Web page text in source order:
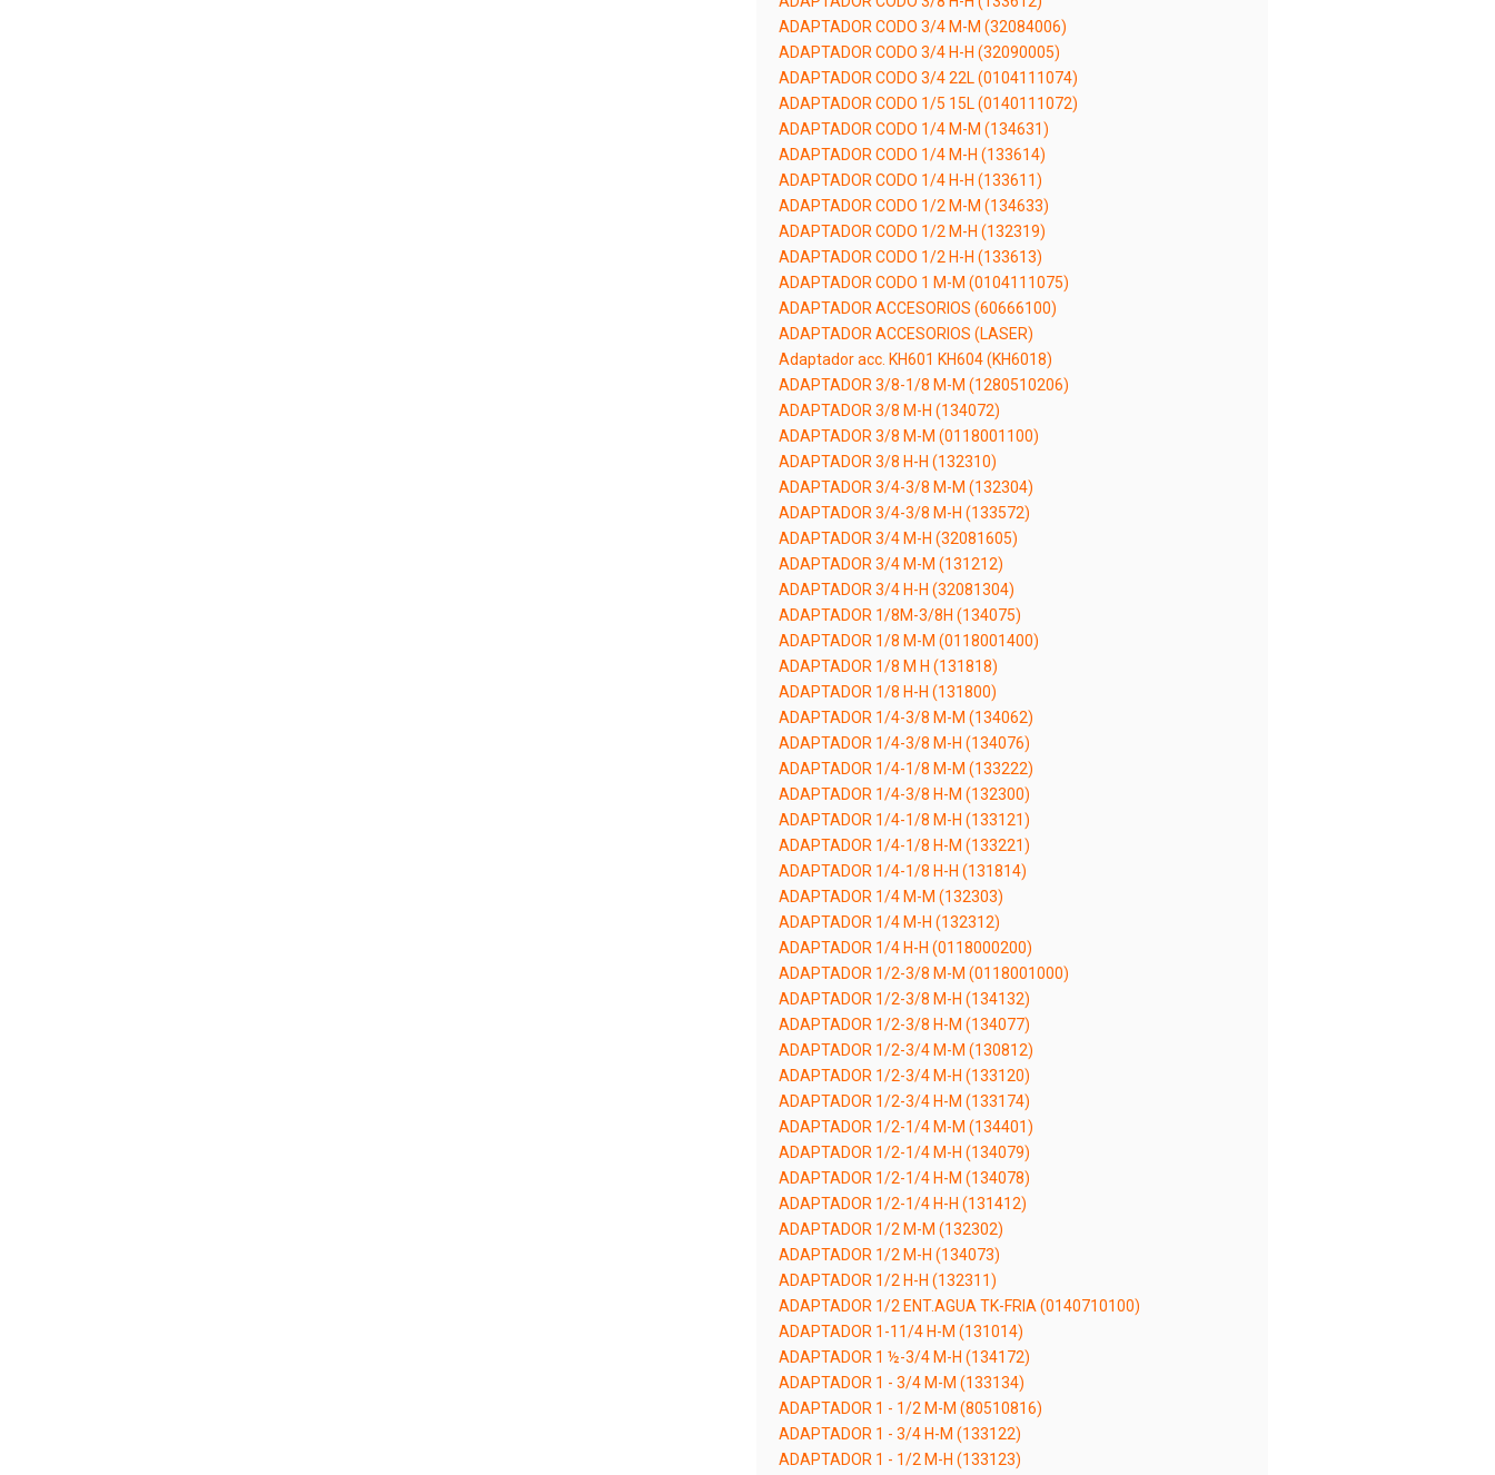
ADAPTADOR CODO 3/4 M-M (32084006)
ADAPTADOR CODO 3/4 H-H (32090005)
ADAPTADOR CODO 3/4 22L (0104111074)
ADAPTADOR CODO 1/5 15L (0140111072)
ADAPTADOR CODO 1/4 M-M (134631)
ADAPTADOR CODO 1/4 M-H (133614)
ADAPTADOR CODO 1/4 H-H (133611)
ADAPTADOR CODO 1/2 M-M (134633)
ADAPTADOR CODO 1/2 M-H (132319)
ADAPTADOR CODO 1/2 H-H (133613)
ADAPTADOR CODO 1 M-M (0104111075)
ADAPTADOR ACCESORIOS (60666100)
ADAPTADOR ACCESORIOS (LASER)
Adaptador acc. KH601 KH604 (KH6018)
ADAPTADOR 3/8-1/8 M-M (1280510206)
ADAPTADOR 3/8 M-H (134072)
ADAPTADOR 3/8 M-M (0118001100)
ADAPTADOR 3/8 H-H (132310)
ADAPTADOR 3/4-3/8 M-M (132304)
ADAPTADOR 3/4-3/8 M-H (133572)
ADAPTADOR 3/4 M-H (32081605)
ADAPTADOR 3/4 M-M (131212)
ADAPTADOR 3/4 H-H (32081304)
ADAPTADOR 1/8M-3/8H (134075)
ADAPTADOR 1/8 M-M (0118001400)
ADAPTADOR 1/8 M H (131818)
ADAPTADOR 1/8 H-H (131800)
ADAPTADOR 1/4-3/8 M-M (134062)
ADAPTADOR 1/4-3/8 M-H (134076)
ADAPTADOR 1/4-1/8 M-M (133222)
ADAPTADOR 1/4-3/8 H-M (132300)
ADAPTADOR 1/4-1/8 M-H (133121)
ADAPTADOR 1/4-1/8 H-M (133221)
ADAPTADOR 1/4-1/8 H-H (131814)
ADAPTADOR 1/4 M-M (132303)
ADAPTADOR 1/4 M-H (132312)
ADAPTADOR 1/4 H-H (0118000200)
ADAPTADOR 1/2-3/8 M-M (0118001000)
ADAPTADOR 1/2-3/8 M-H (134132)
ADAPTADOR 1/2-3/8 H-M (134077)
ADAPTADOR 1/2-3/4 M-M (130812)
ADAPTADOR 1/2-3/4 M-H (133120)
ADAPTADOR 1/2-3/4 H-M (133174)
ADAPTADOR 1/2-1/4 M-M (134401)
ADAPTADOR 1/2-1/4 M-H (134079)
ADAPTADOR 1/2-1/4 H-M (134078)
ADAPTADOR 1/2-1/4 H-H (131412)
ADAPTADOR 1/2 M-M (132302)
ADAPTADOR 1/2 M-H (134073)
ADAPTADOR 1/2 H-H (132311)
ADAPTADOR 1/2 ENT.AGUA TK-FRIA (0140710100)
ADAPTADOR 1-11/4 H-M (131014)
ADAPTADOR 1 ½-3/4 M-H (134172)
ADAPTADOR 1 - 3/4 M-M (133134)
ADAPTADOR 1 - 1/2 M-M (80510816)
ADAPTADOR 1 - 3/4 H-M (133122)
ADAPTADOR 1 - 1/2 M-H (133123)